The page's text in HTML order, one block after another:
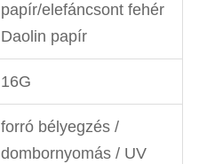
papír/elefáncsont fehér
Daolin papír
16G
forró bélyegzés /
dombornyomás / UV